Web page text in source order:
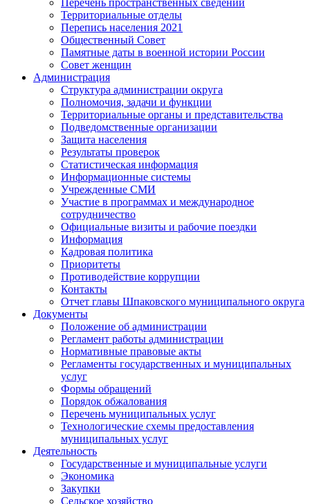
Перечень пространственных сведений
Территориальные отделы
Перепись населения 2021
Общественный Совет
Памятные даты в военной истории России
Совет женщин
Администрация
Структура администрации округа
Полномочия, задачи и функции
Территориальные органы и представительства
Подведомственные организации
Защита населения
Результаты проверок
Статистическая информация
Информационные системы
Учрежденные СМИ
Участие в программах и международное
сотрудничество
Официальные визиты и рабочие поездки
Информация
Кадровая политика
Приоритеты
Противодействие коррупции
Контакты
Отчет главы Шпаковского муниципального округа
Документы
Положение об администрации
Регламент работы администрации
Нормативные правовые акты
Регламенты государственных и муниципальных
услуг
Формы обращений
Порядок обжалования
Перечень муниципальных услуг
Технологические схемы предоставления
муниципальных услуг
Деятельность
Государственные и муниципальные услуги
Экономика
Закупки
Сельское хозяйство